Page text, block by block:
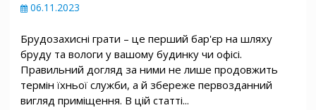
06.11.2023
Брудозахисні грати – це перший бар'єр на шляху
бруду та вологи у вашому будинку чи офісі.
Правильний догляд за ними не лише продовжить
термін їхньої служби, а й збереже первозданний
вигляд приміщення. В цій статті...